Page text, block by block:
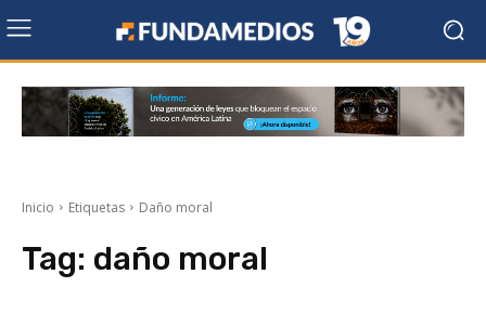
Inicio Etiquetas Daño moral
Tag: daño moral